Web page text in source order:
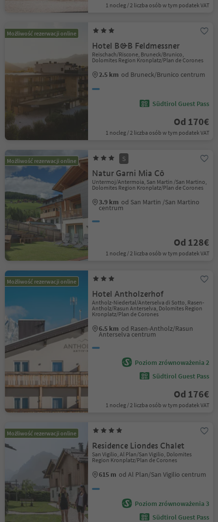
1 nocleg / 2 liczba osób w tym podatek VAT
Możliwość rezerwacji online
Hotel B&B Feldmessner
Reischach/Riscone, Bruneck/Brunico,
Dolomites Region Kronplatz/Plan de Corones
2.5 km od Bruneck/Brunico centrum
Südtirol Guest Pass
Od 170€
1 nocleg / 2 liczba osób w tym podatek VAT
Możliwość rezerwacji online S
Natur Garni Mia Cô
Untermoj/Antermoia, San Martin /San Martino,
Dolomites Region Kronplatz/Plan de Corones
3.9 km od San Martin /San Martino
centrum
Od 128€
1 nocleg / 2 liczba osób w tym podatek VAT
Możliwość rezerwacji online
Hotel Antholzerhof
Antholz-Niedertal/Anterselva di Sotto, Rasen-
Antholz/Rasun Anterselva, Dolomites Region
Kronplatz/Plan de Corones
6.5 km od Rasen-Antholz/Rasun
Anterselva centrum
Poziom zrównoważenia 2
Südtirol Guest Pass
Od 176€
1 nocleg / 2 liczba osób w tym podatek VAT
Możliwość rezerwacji online
Residence Liondes Chalet
San Vigilio, Al Plan/San Vigilio, Dolomites
Region Kronplatz/Plan de Corones
615 m od Al Plan/San Vigilio centrum
Poziom zrównoważenia 3
Südtirol Guest Pass